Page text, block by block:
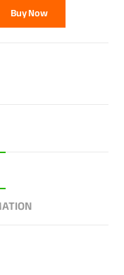
Buy Now